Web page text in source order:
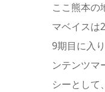
ここ熊本の
マベイスは
9期目に入
ンテンツマ
シーとして